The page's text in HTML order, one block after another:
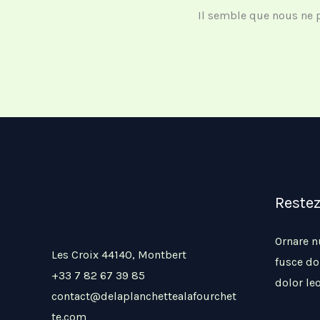
Il semble que nous ne
Les Croix 44140, Montbert
+33 7 82 67 39 85
contact@delaplanchettealafourchet
te.com
Ornare
fusce
dolor